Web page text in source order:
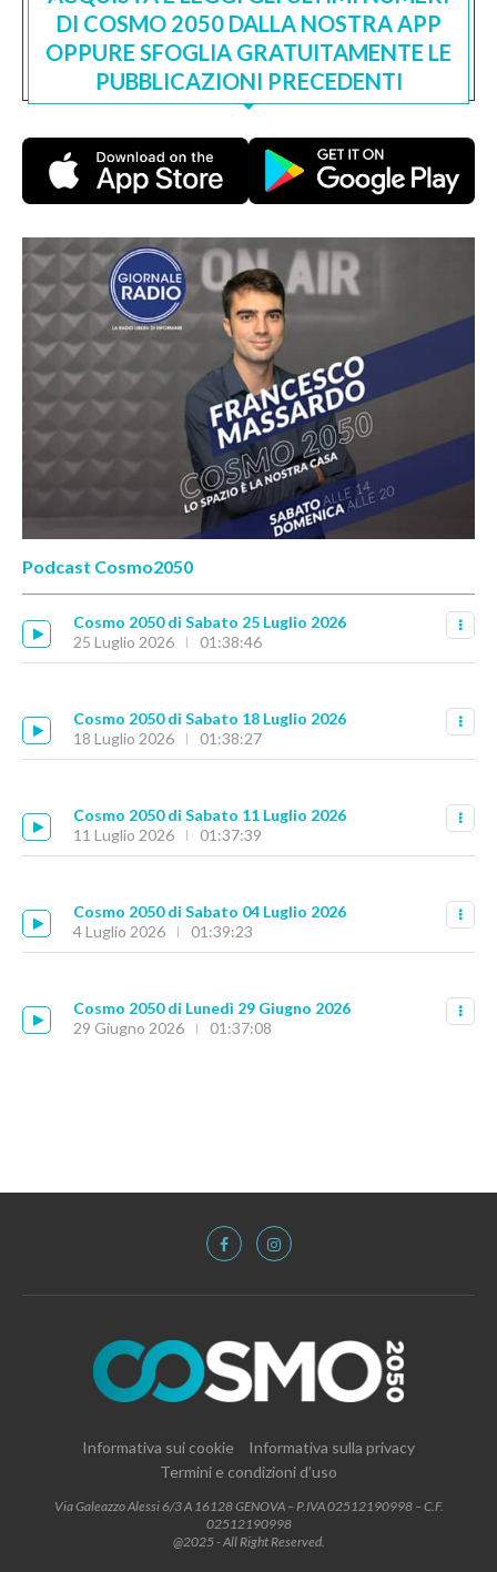
DI COSMO 2050 DALLA NOSTRA APP
OPPURE SFOGLIA GRATUITAMENTE LE
PUBBLICAZIONI PRECEDENTI
Podcast Cosmo2050
Cosmo 2050 di Sabato 25 Luglio 2026
25 Luglio 2026
01:38:46
Cosmo 2050 di Sabato 18 Luglio 2026
18 Luglio 2026
01:38:27
Cosmo 2050 di Sabato 11 Luglio 2026
11 Luglio 2026
01:37:39
Cosmo 2050 di Sabato 04 Luglio 2026
4 Luglio 2026
01:39:23
Cosmo 2050 di Lunedì 29 Giugno 2026
29 Giugno 2026
01:37:08
Informativa sui cookie
Informativa sulla privacy
Termini e condizioni d’uso
Via Galeazzo Alessi 6/3 A 16128 GENOVA – P.IVA 02512190998 – C.F.
02512190998
@2025 - All Right Reserved.